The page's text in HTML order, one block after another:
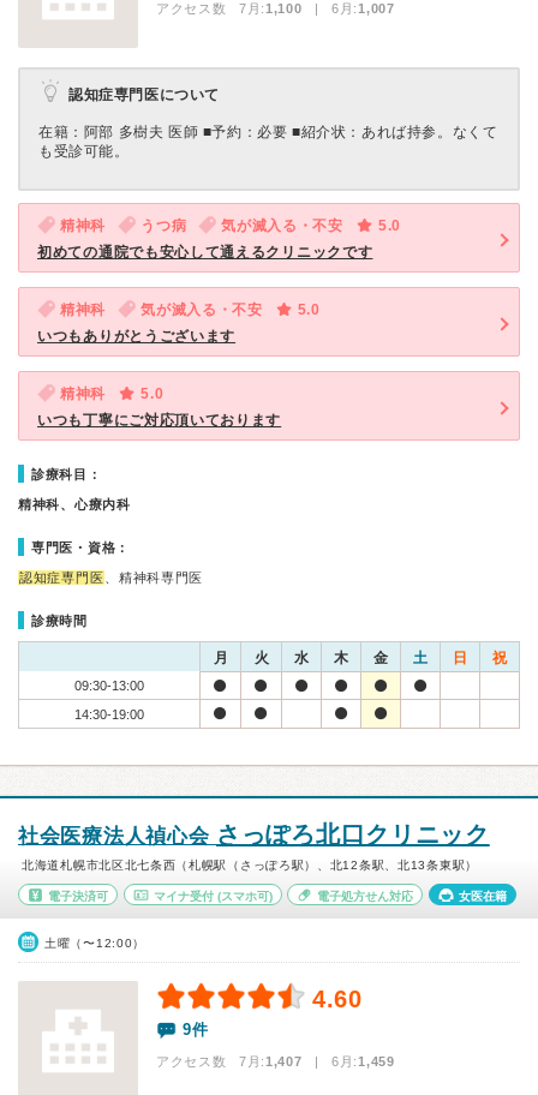
アクセス数 7月:1,100 | 6月:1,007
認知症専門医について
在籍：阿部 多樹夫 医師 ■予約：必要 ■紹介状：あれば持参。なくて
も受診可能。
精神科 うつ病 気が滅入る・不安
5.0
初めての通院でも安心して通えるクリニックです
精神科 気が滅入る・不安
5.0
いつもありがとうございます
精神科
5.0
いつも丁寧にご対応頂いております
診療科目：
精神科、心療内科
専門医・資格：
認知症専門医 、精神科専門医
診療時間
月 火 水 木 金 土 日 祝
09:30-13:00
14:30-19:00
社会医療法人禎心会 さっぽろ北口クリニック
北海道札幌市北区北七条西（札幌駅（さっぽろ駅）、北12条駅、北13条東駅）
電子決済可 マイナ受付(スマホ可) 電子処方せん対応 女医在籍
土曜（〜12:00）
4.60
9件
アクセス数 7月:1,407 | 6月:1,459